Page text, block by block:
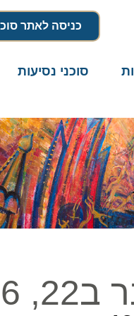
כניסה לאתר סוכנים
סוכני נסיעות